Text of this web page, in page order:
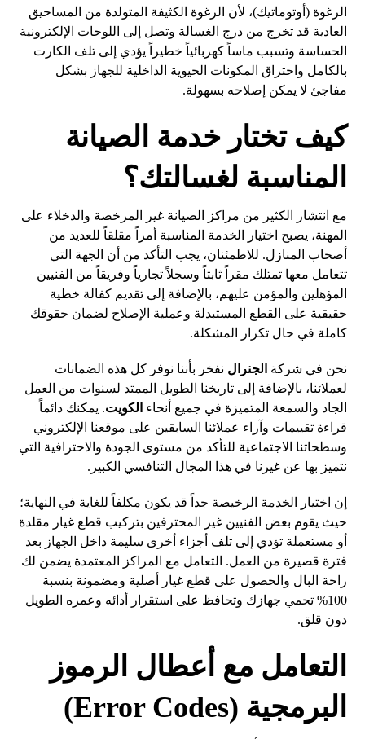
الرغوة (أوتوماتيك)، لأن الرغوة الكثيفة المتولدة من المساحيق
العادية قد تخرج من درج الغسالة وتصل إلى اللوحات الإلكترونية
الحساسة وتسبب ماساً كهربائياً خطيراً يؤدي إلى تلف الكارت
بالكامل واحتراق المكونات الحيوية الداخلية للجهاز بشكل
مفاجئ لا يمكن إصلاحه بسهولة.
كيف تختار خدمة الصيانة
المناسبة لغسالتك؟
مع انتشار الكثير من مراكز الصيانة غير المرخصة والدخلاء على
المهنة، يصبح اختيار الخدمة المناسبة أمراً مقلقاً للعديد من
أصحاب المنازل. للاطمئنان، يجب التأكد من أن الجهة التي
تتعامل معها تمتلك مقراً ثابتاً وسجلاً تجارياً وفريقاً من الفنيين
المؤهلين والمؤمن عليهم، بالإضافة إلى تقديم كفالة خطية
حقيقية على القطع المستبدلة وعملية الإصلاح لضمان حقوقك
كاملة في حال تكرار المشكلة.
نحن في شركة الجنرال نفخر بأننا نوفر كل هذه الضمانات
لعملائنا، بالإضافة إلى تاريخنا الطويل الممتد لسنوات من العمل
الجاد والسمعة المتميزة في جميع أنحاء الكويت. يمكنك دائماً
قراءة تقييمات وآراء عملائنا السابقين على موقعنا الإلكتروني
وسطحاتنا الاجتماعية للتأكد من مستوى الجودة والاحترافية التي
نتميز بها عن غيرنا في هذا المجال التنافسي الكبير.
إن اختيار الخدمة الرخيصة جداً قد يكون مكلفاً للغاية في النهاية؛
حيث يقوم بعض الفنيين غير المحترفين بتركيب قطع غيار مقلدة
أو مستعملة تؤدي إلى تلف أجزاء أخرى سليمة داخل الجهاز بعد
فترة قصيرة من العمل. التعامل مع المراكز المعتمدة يضمن لك
راحة البال والحصول على قطع غيار أصلية ومضمونة بنسبة
100% تحمي جهازك وتحافظ على استقرار أدائه وعمره الطويل
دون قلق.
التعامل مع أعطال الرموز
البرمجية (Error Codes)